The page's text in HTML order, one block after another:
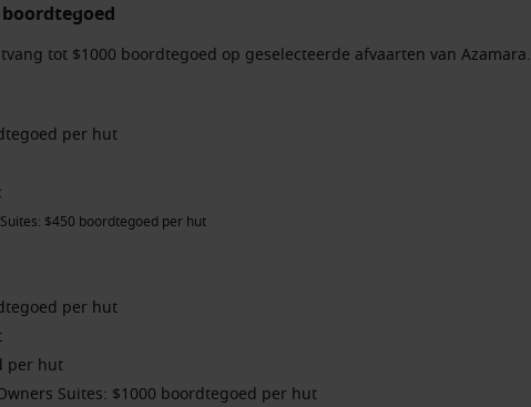
tot $1000 boordtegoed op geselecteerde afvaarten van Azamara.
per hut
$450 boordtegoed per hut
per hut
per hut
Suites: $1000 boordtegoed per hut